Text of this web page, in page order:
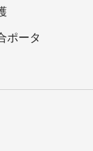
ポータ